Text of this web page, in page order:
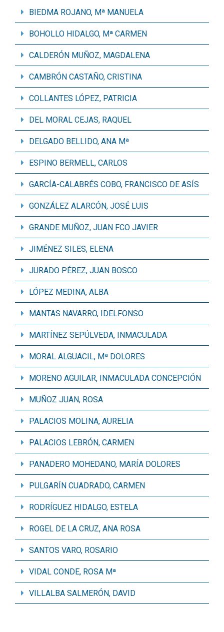
BIEDMA ROJANO, Mª MANUELA
BOHOLLO HIDALGO, Mª CARMEN
CALDERÓN MUÑOZ, MAGDALENA
CAMBRÓN CASTAÑO, CRISTINA
COLLANTES LÓPEZ, PATRICIA
DEL MORAL CEJAS, RAQUEL
DELGADO BELLIDO, ANA Mª
ESPINO BERMELL, CARLOS
GARCÍA-CALABRÉS COBO, FRANCISCO DE ASÍS
GONZÁLEZ ALARCÓN, JOSÉ LUIS
GRANDE MUÑOZ, JUAN FCO JAVIER
JIMÉNEZ SILES, ELENA
JURADO PÉREZ, JUAN BOSCO
LÓPEZ MEDINA, ALBA
MANTAS NAVARRO, IDELFONSO
MARTÍNEZ SEPÚLVEDA, INMACULADA
MORAL ALGUACIL, Mª DOLORES
MORENO AGUILAR, INMACULADA CONCEPCIÓN
MUÑOZ JUAN, ROSA
PALACIOS MOLINA, AURELIA
PALACIOS LEBRÓN, CARMEN
PANADERO MOHEDANO, MARÍA DOLORES
PULGARÍN CUADRADO, CARMEN
RODRÍGUEZ HIDALGO, ESTELA
ROGEL DE LA CRUZ, ANA ROSA
SANTOS VARO, ROSARIO
VIDAL CONDE, ROSA Mª
VILLALBA SALMERÓN, DAVID